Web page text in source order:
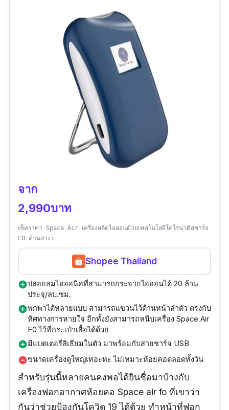
สวมใส่ข้อมือง่าย คุณภาพสายที่ให้มาดีเลย
ดักจับไวรัสในอากาศได้ประมาณนึงครับ
จาก
2,990บาท
เช็คราคา Space Air เครื่องผลิตไอออนด้วยเทคโนโลยีโคโรน่าดิสชาร์จ
FO ด้านล่าง:
Shopee Thailand
add_circleปล่อยลมไอออนิคที่สามารถกระจายไอออนได้ 20 ล้าน
ประจุ/ลบ.ซม.
add_circleพกพาได้หลายแบบ สามารถแขวนไว้ด้านหน้าลำตัว ตรงกับ
ทิศทางการหายใจ อีกทั้งยังสามารถหนีบเครื่อง Space Air
F0 ไว้ที่กระเป๋าเสื้อได้ด้วย
add_circleมีแบตเตอรี่ลิเธียมในตัว มาพร้อมกับสายชาร์จ USB
remove_circleขนาดเครื่องดูใหญ่เทอะทะ ไม่เหมาะห้อยคอตลอดทั้งวัน
สำหรับรุ่นนี้หลายคนคงพอได้ยินชื่อมาบ้างกับ
เครื่องฟอกอากาศห้อยคอ Space air fo ที่เขาว่า
กันว่าช่วยป้องกันโควิด 19 ได้ด้วย ทำหน้าที่ฟอก